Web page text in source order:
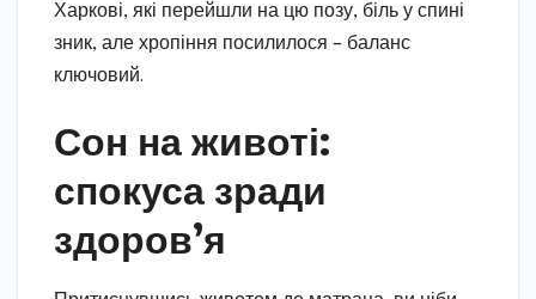
Харкові, які перейшли на цю позу, біль у спині
зник, але хропіння посилилося – баланс
ключовий.
Сон на животі:
спокуса зради
здоров’я